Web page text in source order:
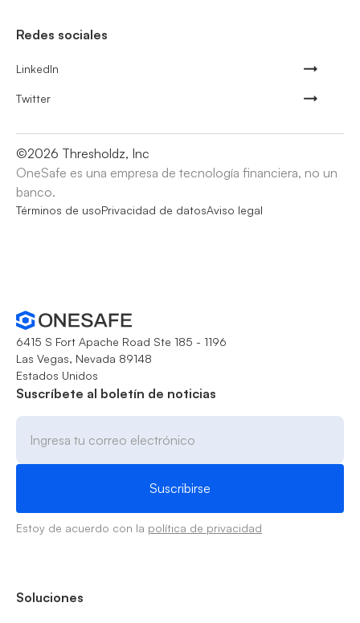
Redes sociales
LinkedIn
Twitter
©2026 Thresholdz, Inc
OneSafe es una empresa de tecnología financiera, no un
banco.
Términos de usoPrivacidad de datosAviso legal
6415 S Fort Apache Road Ste 185 - 1196
Las Vegas, Nevada 89148
Estados Unidos
Suscríbete al boletín de noticias
Estoy de acuerdo con la política de privacidad
Soluciones